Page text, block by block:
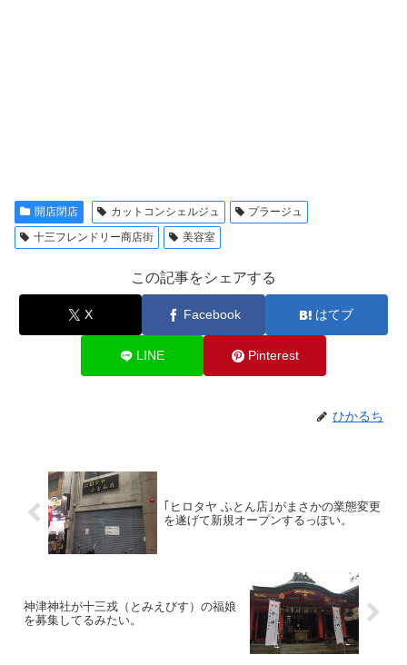
開店閉店 カットコンシェルジュ
プラージュ
十三フレンドリー商店街
美容室
この記事をシェアする
X Facebook はてブ
LINE Pinterest
ひかるち
｢ヒロタヤ ふとん店｣がまさかの業態変更
を遂げて新規オープンするっぽい。
神津神社が十三戎（とみえびす）の福娘
を募集してるみたい。